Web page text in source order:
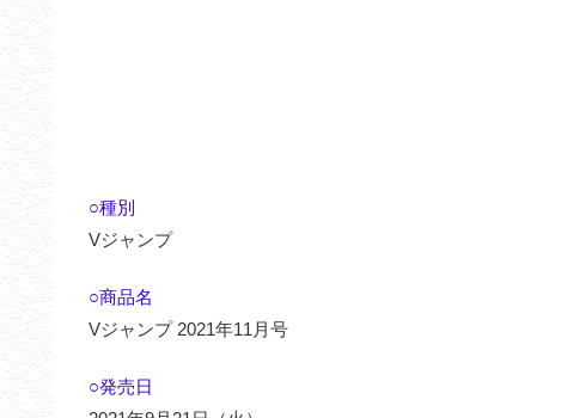
○種別
Vジャンプ
○商品名
Vジャンプ 2021年11月号
○発売日